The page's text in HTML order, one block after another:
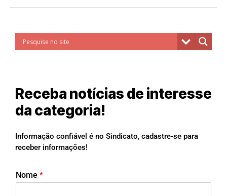
Receba notícias de interesse
da categoria!
Informação confiável é no Sindicato, cadastre-se para
receber informações!
Nome *